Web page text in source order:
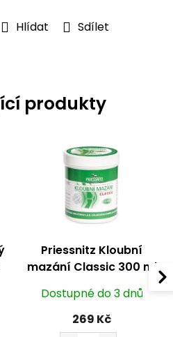
Hlídat Sdílet
produkty
Priessnitz Kloubní
mazání Classic 300 ml
Dostupné do 3 dnů
269 Kč